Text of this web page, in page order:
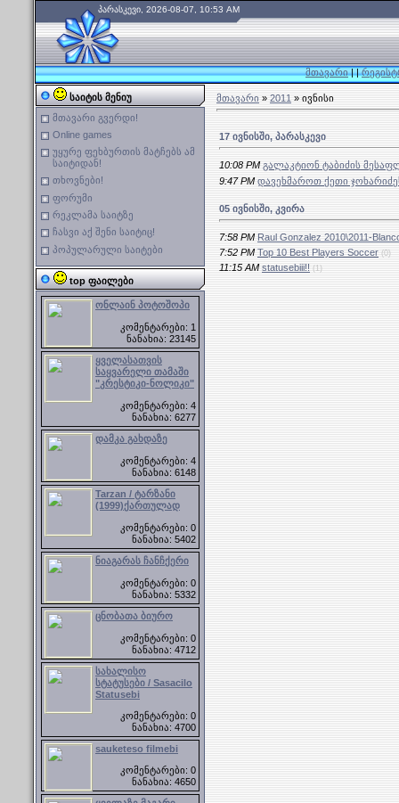
პარასკევი, 2026-08-07, 10:53 AM
მთავარი||
საიტის მენიუ
მთავარი გვერდი!
Online games
უყურე ფეხბურთის მატჩებს ამ
საიტიდან!
თხოვნები!
ფორუმი
რეკლამა საიტზე
ჩასვი აქ შენი საიტიც!
პოპულარული საიტები
top ფაილები
ონლაინ პოტოშოპი
კომენტარები: 1
ნანახია: 23145
ყველასათვის
საყვარელი თამაში
"კრესტიკი-ნოლიკი"
კომენტარები: 4
ნანახია: 6277
დამკა გახდაზე
კომენტარები: 4
ნანახია: 6148
Tarzan / ტარზანი
(1999)ქართულად
კომენტარები: 0
ნანახია: 5402
ნიაგარას ჩანჩქერი
კომენტარები: 0
ნანახია: 5332
ცნობათა ბიურო
კომენტარები: 0
ნანახია: 4712
სახალისო
სტატუსები / Sasacilo
Statusebi
კომენტარები: 0
ნანახია: 4700
sauketeso filmebi
კომენტარები: 0
ნანახია: 4650
მთავარი»2011 » ივნისი
17 ივნისში, პარასკევი
10:08 PM გალაკტიონ ტაბიძის
9:47 PM დავეხმაროთ ქეთი
05 ივნისში, კვირა
7:58 PM Raul Gonzalez 2010\2011-
7:52 PM Top 10 Best Players Soccer (0)
11:15 AM statusebiii!! (1)